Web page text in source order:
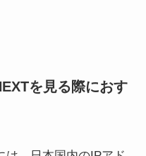
を見る際におす